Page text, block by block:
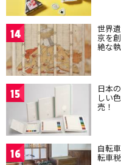
14 世界
京を
絶な
15 日本
しい
売！
16 自転
転車